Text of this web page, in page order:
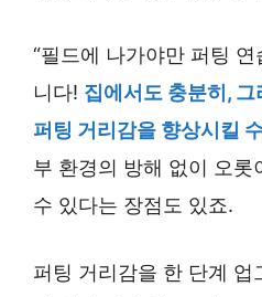
“필드에 나가야만 퍼팅 연
니다! 집에서도 충분히,
퍼팅 거리감을 향상시킬
부 환경의 방해 없이 오
수 있다는 장점도 있죠.
퍼팅 거리감을 한 단계 업